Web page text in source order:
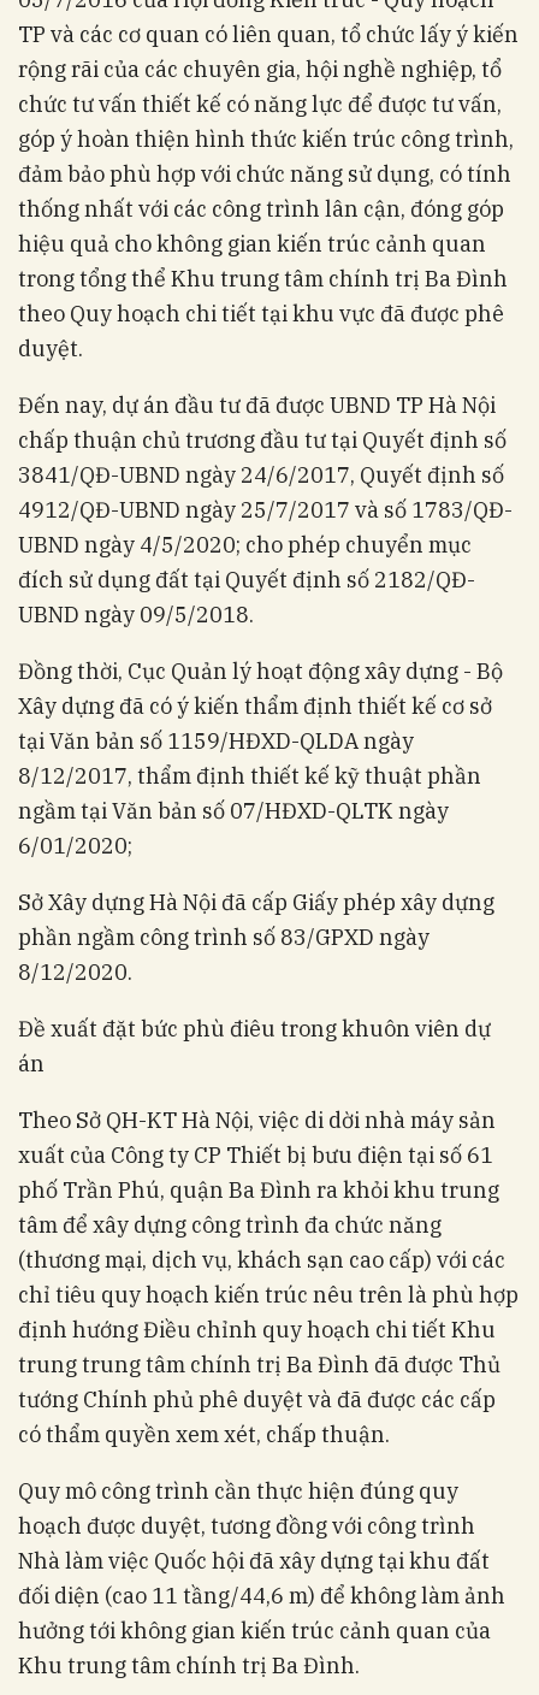
TP và các cơ quan có liên quan, tổ chức lấy ý kiến
rộng rãi của các chuyên gia, hội nghề nghiệp, tổ
chức tư vấn thiết kế có năng lực để được tư vấn,
góp ý hoàn thiện hình thức kiến trúc công trình,
đảm bảo phù hợp với chức năng sử dụng, có tính
thống nhất với các công trình lân cận, đóng góp
hiệu quả cho không gian kiến trúc cảnh quan
trong tổng thể Khu trung tâm chính trị Ba Đình
theo Quy hoạch chi tiết tại khu vực đã được phê
duyệt.
Đến nay, dự án đầu tư đã được UBND TP Hà Nội
chấp thuận chủ trương đầu tư tại Quyết định số
3841/QĐ-UBND ngày 24/6/2017, Quyết định số
4912/QĐ-UBND ngày 25/7/2017 và số 1783/QĐ-
UBND ngày 4/5/2020; cho phép chuyển mục
đích sử dụng đất tại Quyết định số 2182/QĐ-
UBND ngày 09/5/2018.
Đồng thời, Cục Quản lý hoạt động xây dựng - Bộ
Xây dựng đã có ý kiến thẩm định thiết kế cơ sở
tại Văn bản số 1159/HĐXD-QLDA ngày
8/12/2017, thẩm định thiết kế kỹ thuật phần
ngầm tại Văn bản số 07/HĐXD-QLTK ngày
6/01/2020;
Sở Xây dựng Hà Nội đã cấp Giấy phép xây dựng
phần ngầm công trình số 83/GPXD ngày
8/12/2020.
Đề xuất đặt bức phù điêu trong khuôn viên dự
án
Theo Sở QH-KT Hà Nội, việc di dời nhà máy sản
xuất của Công ty CP Thiết bị bưu điện tại số 61
phố Trần Phú, quận Ba Đình ra khỏi khu trung
tâm để xây dựng công trình đa chức năng
(thương mại, dịch vụ, khách sạn cao cấp) với các
chỉ tiêu quy hoạch kiến trúc nêu trên là phù hợp
định hướng Điều chỉnh quy hoạch chi tiết Khu
trung trung tâm chính trị Ba Đình đã được Thủ
tướng Chính phủ phê duyệt và đã được các cấp
có thẩm quyền xem xét, chấp thuận.
Quy mô công trình cần thực hiện đúng quy
hoạch được duyệt, tương đồng với công trình
Nhà làm việc Quốc hội đã xây dựng tại khu đất
đối diện (cao 11 tầng/44,6 m) để không làm ảnh
hưởng tới không gian kiến trúc cảnh quan của
Khu trung tâm chính trị Ba Đình.